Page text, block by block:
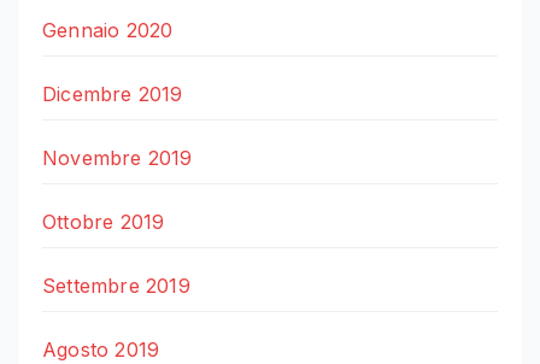
Gennaio 2020
Dicembre 2019
Novembre 2019
Ottobre 2019
Settembre 2019
Agosto 2019